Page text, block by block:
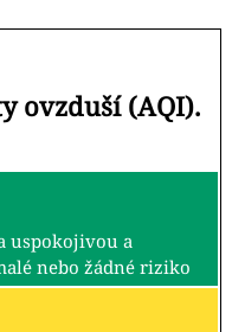
ovzduší (AQI).
uspokojivou a
nebo žádné riziko